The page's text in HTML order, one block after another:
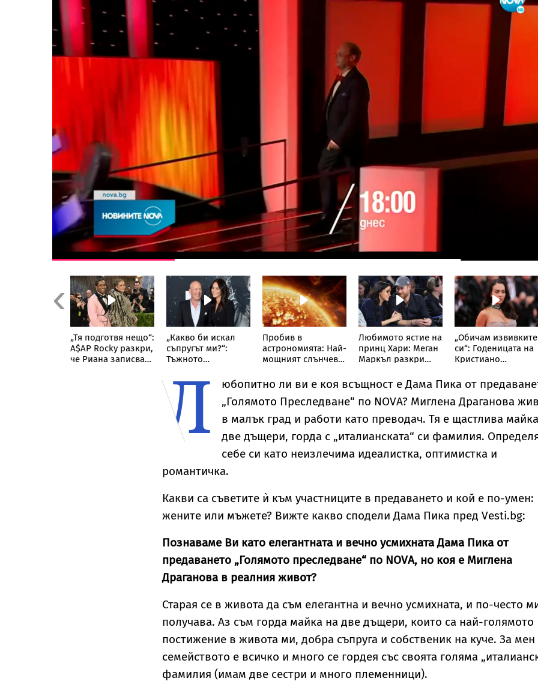
Previous
„Тя подготвя нещо“:
A$AP Rocky разкри,
че Риана записва
„Какво би искал
съпругът ми?“:
Тъжното
съпругата на Брус
Уилис след юбилея
ѝ
Пробив в
астрономията: Най-
мощният слънчев
невиждано досега
явление
Любимото ястие на
принц Хари: Меган
Маркъл разкри
дома им
„Обичам извивките
си“: Годеницата на
Кристиано
на критиките към
тялото ѝ
Л
юбопитно ли ви е коя всъщност е Дама Пика от
„Голямото Преследване“ по NOVA? Миглена Драганова
в малък град и работи като преводач. Тя е щастлива
две дъщери, горда с „италианската“ си фамилия.
себе си като неизлечима идеалистка, оптимистка и
романтичка.
Какви са съветите ѝ към участниците в предаването и кой е по-умен:
жените или мъжете? Вижте какво сподели Дама Пика пред Vesti.bg:
Познаваме Ви като елегантната и вечно усмихната Дама Пика от
предаването „Голямото преследване“ по NOVA, но коя е Миглена
Драганова в реалния живот?
Старая се в живота да съм елегантна и вечно усмихната, и по-често
получава. Аз съм горда майка на две дъщери, които са най-голямото
постижение в живота ми, добра съпруга и собственик на куче. За мен
семейството е всичко и много се гордея със своята голяма
фамилия (имам две сестри и много племенници).